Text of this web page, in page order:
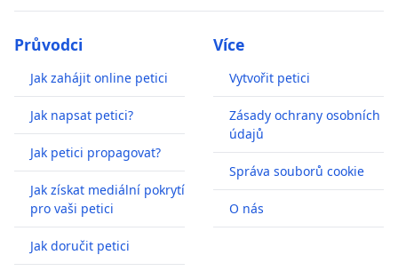
Průvodci
Jak zahájit online petici
Jak napsat petici?
Jak petici propagovat?
Jak získat mediální pokrytí
pro vaši petici
Jak doručit petici
Více
Vytvořit petici
Zásady ochrany osobních
údajů
Správa souborů cookie
O nás